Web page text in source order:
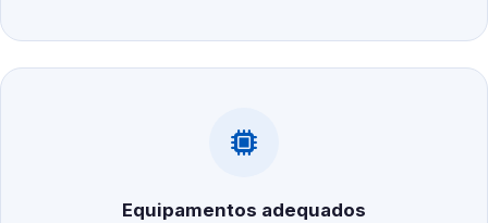
Equipamentos adequados